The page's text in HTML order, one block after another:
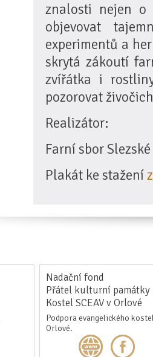
znalosti nejen o
objevovat
experimentů a
skrytá zákoutí
zvířátka i
pozorovat
Realizátor:
Farní sbor
Plakát ke stažení
Nadační fond
Přátel kulturní památky
Kostel SCEAV v Orlové
Podpora evangelického
Orlové.